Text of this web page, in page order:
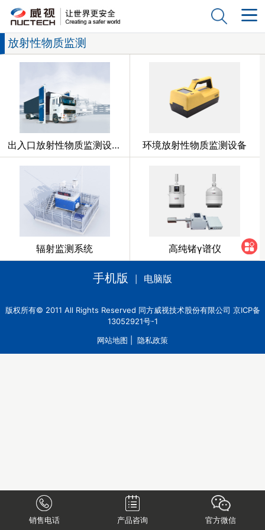
放射性物质监测
出入口放射性物质监测设备 环境放射性物质监测设备
辐射监测系统 高纯锗γ谱仪
手机版 电脑版
版权所有© 2011 All Rights Reserved 同方威视技术股份有限公司 京ICP备
13052921号-1
网站地图 隐私政策
销售电话 产品咨询 官方微信